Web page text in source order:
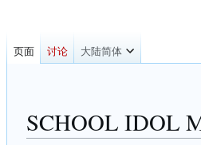
SCHOOL IDOL
页面 讨论 大陆简体